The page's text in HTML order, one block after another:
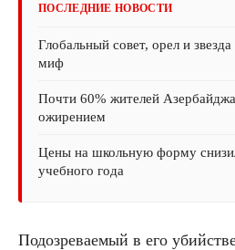
ПОСЛЕДНИЕ НОВОСТИ
Глобальный совет, орел и
миф
Почти 60% жителей
ожирением
Цены на школьную форму
учебного года
Подозреваемый в его